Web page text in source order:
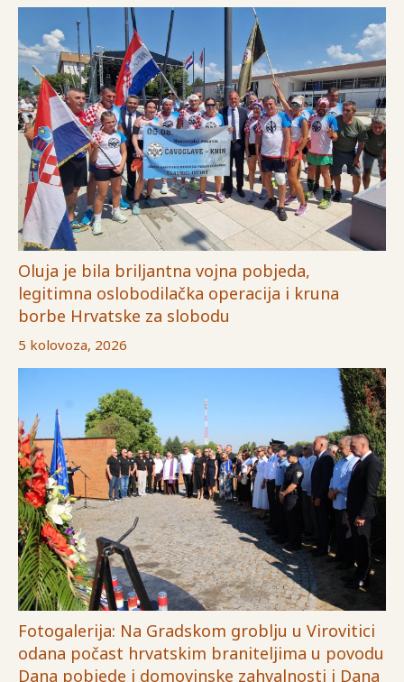
Oluja je bila briljantna vojna pobjeda,
legitimna oslobodilačka operacija i kruna
borbe Hrvatske za slobodu
5 kolovoza, 2026
Fotogalerija: Na Gradskom groblju u Virovitici
odana počast hrvatskim braniteljima u povodu
Dana pobjede i domovinske zahvalnosti i Dana